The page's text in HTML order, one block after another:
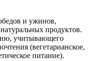
и ужинов,
продуктов.
учитывающего
(вегетарианское,
питание).